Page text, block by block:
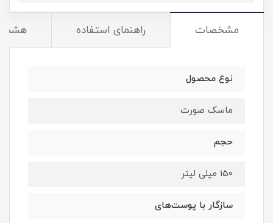
مشخصات راهنمای استفاده
نوع محصول
ماسک صورت
حجم
150 میلی لیتر
سازگار با پوست‌های